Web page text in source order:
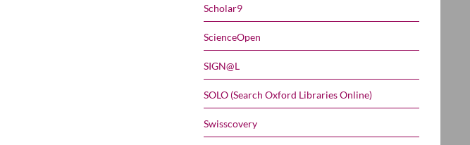
Scholar9
ScienceOpen
SIGN@L
SOLO (Search Oxford Libraries Online)
Swisscovery